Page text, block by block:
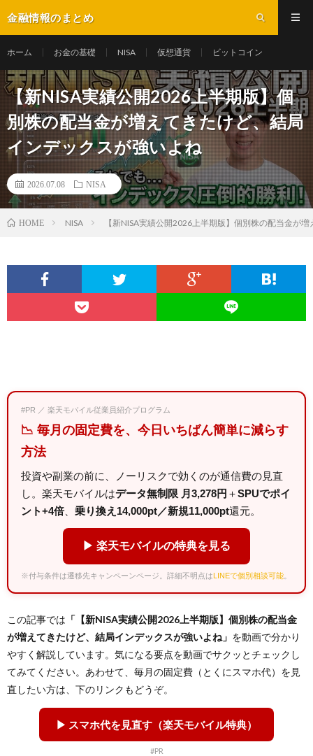
金融情報のまとめ
ホーム お金の基礎 NISA 仮想通貨 ビットコイン
【新NISA実績公開2026上半期版】個
別株の配当金が増えてきたけど、結局
インデックスが強いよね
2026.07.08 NISA
HOME NISA 【新NISA実績公開2026上半期版】個別株の配当金が
#PR ／ 楽天モバイル従業員紹介プログラム
📉 毎月の固定費を、今日いちばん簡単に減らす
方法
投資や副業の前に、ノーリスクで効くのが通信費の見直
し。楽天モバイルはデータ無制限 月3,278円 ＋SPUでポイ
ント+4倍
乗り換え14,000pt／新規11,000pt還元。
▶ 楽天モバイルの特典を見る
※付与条件は遷移先キャンペーンページ。詳細不明点はLINEで個別相談可能
この記事では 「【新NISA実績公開2026上半期版】個別株の配当金
が増えてきたけど、結局インデックスが強いよね」 を動画で分かり
やすく解説しています。気になる要点を動画でサクッとチェックし
てみてください。あわせて、毎月の固定費（とくにスマホ代）を見
直したい方は、下のリンクもどうぞ。
▶ スマホ代を見直す（楽天モバイル特典）
#PR